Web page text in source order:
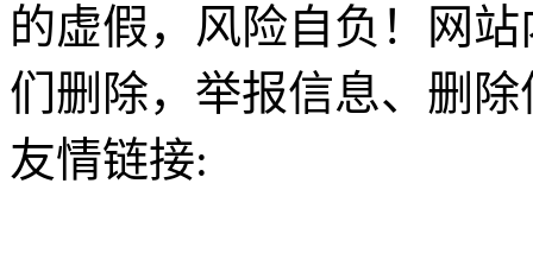
的虚假，风险自负！网
们删除，举报信息、删
友情链接: